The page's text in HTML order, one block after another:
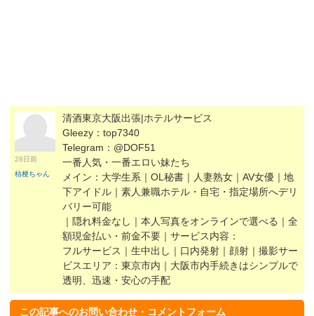
28日前
桔梗ちゃん
清酒東京大阪出張|ホテルサービス
Gleezy：top7340
Telegram：@DOF51
一番人気・一番エロい妹たち
メイン：大学生系｜OL秘書｜人妻熟女｜AV女優｜地
下アイドル｜素人兼職ホテル・自宅・指定場所へデリ
バリー可能
｜隠れ料金なし｜本人写真をオンラインで選べる｜全
額現金払い・前金不要｜サービス内容：
フルサービス｜生中出し｜口内発射｜顔射｜撮影サー
ビスエリア：東京市内｜大阪市内手続きはシンプルで
透明、迅速・安心の手配
この記事へのお問い合わせ・コメントフォーム